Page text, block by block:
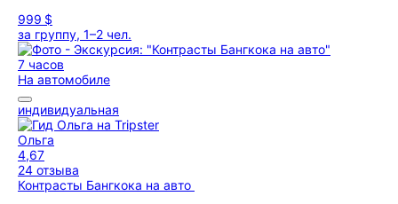
999 $
за группу, 1–2 чел.
7 часов
На автомобиле
индивидуальная
Ольга
4,67
24 отзыва
Контрасты Бангкока на авто